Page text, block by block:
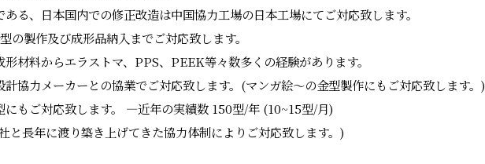
る、日本国内での修正改造は中国協力工場の日本工場にてご対応致します。
の製作及び成形品納入までご対応致します。
材料からエラストマ、PPS、PEEK等々数多くの経験があります。
協力メーカーとの協業でご対応致します。(マンガ絵〜の金型製作にもご対応致します。)
にもご対応致します。 —近年の実績数 150型/年 (10~15型/月)
と長年に渡り築き上げてきた協力体制によりご対応致します。)